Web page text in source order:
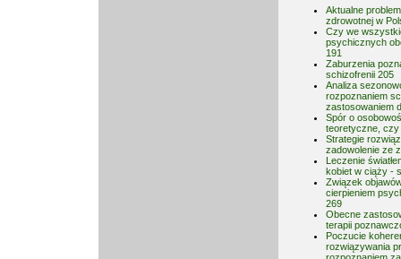
Aktualne
zdrowotnej w
Czy we
psychicznych
191
Zaburzenia
schizofrenii 205
Analiza
rozpoznaniem
zastosowaniem
Spór o
teoretyczne,
Strategie
zadowolenie ze
Leczenie
kobiet w ciąży -
Związek
cierpieniem
269
Obecne
terapii
Poczucie
rozwiązywania